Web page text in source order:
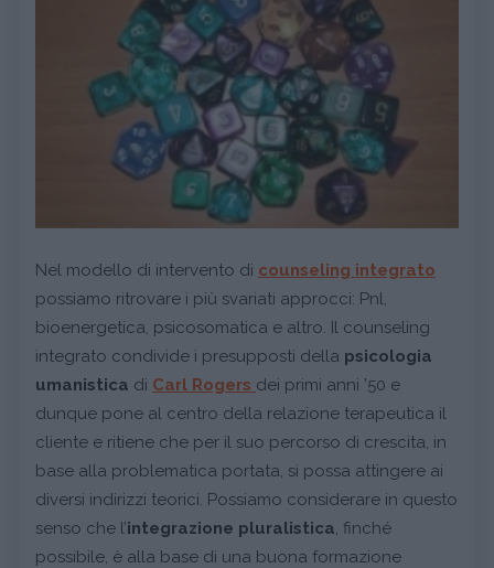
Nel modello di intervento di counseling integrato
possiamo ritrovare i più svariati approcci: Pnl,
bioenergetica, psicosomatica e altro. Il counseling
integrato condivide i presupposti della psicologia
umanistica di Carl Rogers dei primi anni ’50 e
dunque pone al centro della relazione terapeutica il
cliente e ritiene che per il suo percorso di crescita, in
base alla problematica portata, si possa attingere ai
diversi indirizzi teorici. Possiamo considerare in questo
senso che l’integrazione pluralistica , finché
possibile, è alla base di una buona formazione